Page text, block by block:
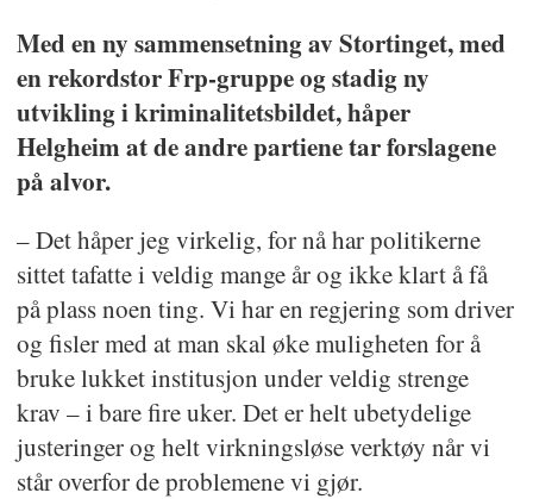
Med en ny sammensetning av Stortinget, med
en rekordstor Frp-gruppe og stadig ny
utvikling i kriminalitetsbildet, håper
Helgheim at de andre partiene tar forslagene
på alvor.
– Det håper jeg virkelig, for nå har politikerne
sittet tafatte i veldig mange år og ikke klart å få
på plass noen ting. Vi har en regjering som driver
og fisler med at man skal øke muligheten for å
bruke lukket institusjon under veldig strenge
krav – i bare fire uker. Det er helt ubetydelige
justeringer og helt virkningsløse verktøy når vi
står overfor de problemene vi gjør.